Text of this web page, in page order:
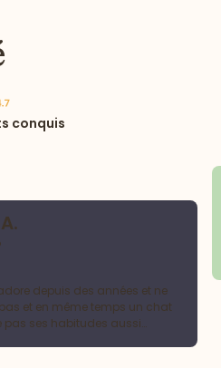
conquis
depuis des années et ne
et en même temps un chat
pas ses habitudes aussi